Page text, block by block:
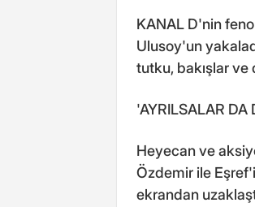
KANAL D'nin
Ulusoy'un
tutku, bakışlar
'AYRILSALAR DA
Heyecan ve
Özdemir ile
ekrandan